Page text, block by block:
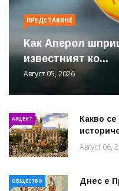
ПРЕДСТАВЯНЕ
Как Аперол
известният ко...
Август 05, 2026
АКЦЕНТ
Какво се
Август 06,
ОБЩЕСТВО Днес е